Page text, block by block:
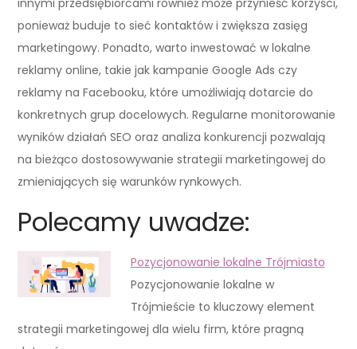
ponieważ buduje to sieć kontaktów i zwiększa zasięg
marketingowy. Ponadto, warto inwestować w lokalne
reklamy online, takie jak kampanie Google Ads czy
reklamy na Facebooku, które umożliwiają dotarcie do
konkretnych grup docelowych. Regularne monitorowanie
wyników działań SEO oraz analiza konkurencji pozwalają
na bieżąco dostosowywanie strategii marketingowej do
zmieniających się warunków rynkowych.
Polecamy uwadze:
Pozycjonowanie lokalne Trójmiasto
Pozycjonowanie lokalne w
Trójmieście to kluczowy element
strategii marketingowej dla wielu firm, które pragną